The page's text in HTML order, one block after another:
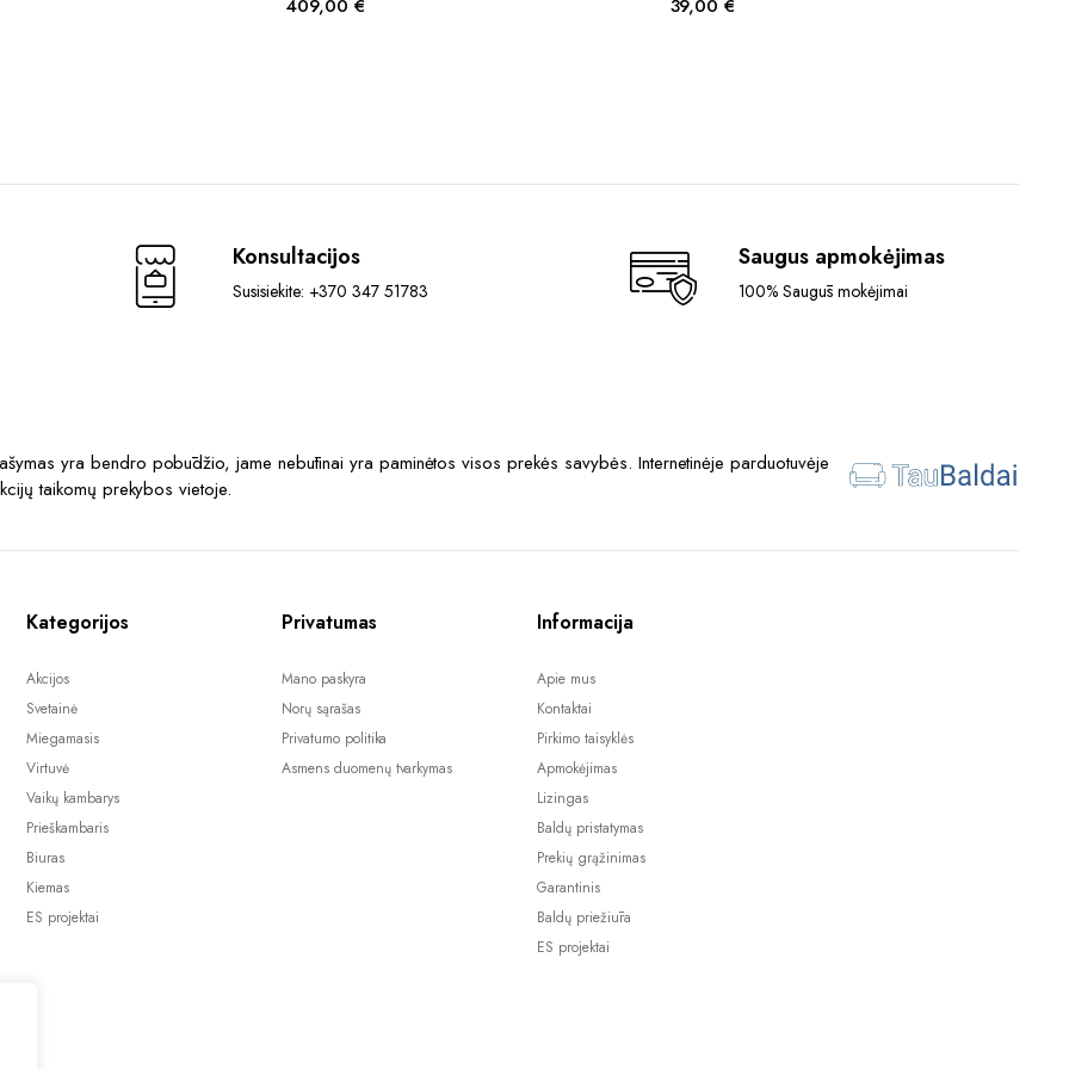
409,00 € 39,00€
Konsultacijos
Susisiekite: +370 347 51783
Saugus apmokėjimas
100% Saugūs mokėjimai
yra bendro pobūdžio, jame nebūtinai yra paminėtos visos prekės savybės. Internetinėje parduotuvėje
taikomų prekybos vietoje.
Kategorijos
Akcijos
Svetainė
Miegamasis
Virtuvė
Vaikų kambarys
Prieškambaris
Biuras
Kiemas
ES projektai
Privatumas
Mano paskyra
Norų sąrašas
Privatumo politika
Asmens duomenų tvarkymas
Informacija
Apie mus
Kontaktai
Pirkimo taisyklės
Apmokėjimas
Lizingas
Baldų pristatymas
Prekių grąžinimas
Garantinis
Baldų priežiūra
ES projektai